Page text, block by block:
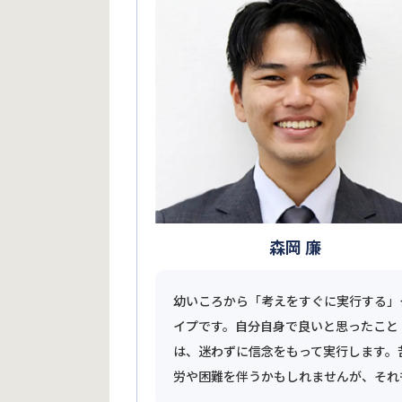
森岡 廉
幼いころから「考えをすぐに実行する
イプです。自分自身で良いと思ったこと
は、迷わずに信念をもって実行します。
労や困難を伴うかもしれませんが、そ